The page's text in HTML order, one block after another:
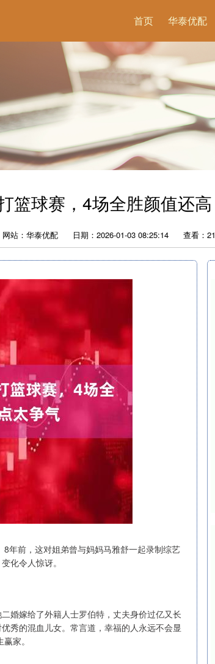
首页 华泰优配
篮球赛，4场全胜颜值还
网站：华泰优配 日期：2026-01-03 08:25:14 查看：
年前，这对姐弟曾与妈妈马雅舒一起录制综艺
化令人惊讶。
婚嫁给了外籍人士罗伯特，丈夫身价过亿又长
秀的混血儿女。常言道，幸福的人永远不会显
家。